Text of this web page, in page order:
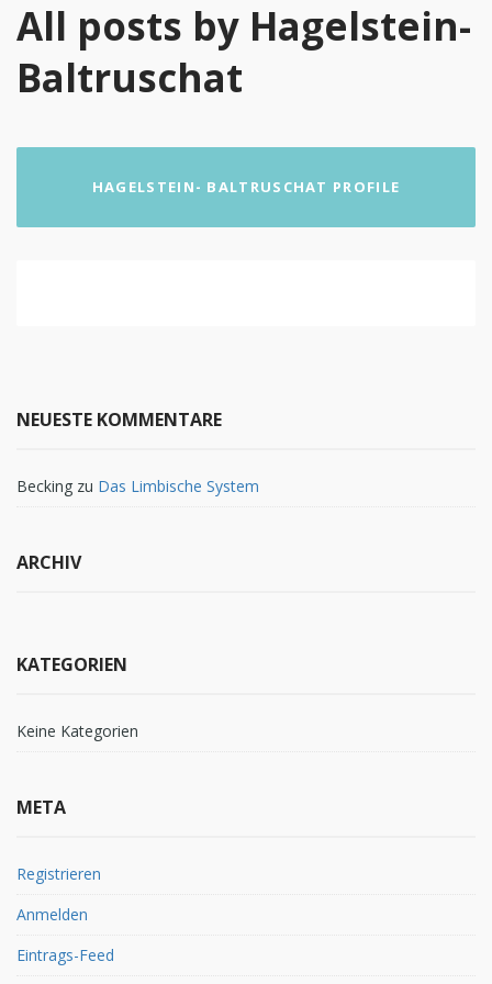
All posts by Hagelstein-
Baltruschat
HAGELSTEIN- BALTRUSCHAT PROFILE
NEUESTE KOMMENTARE
Becking zu Das Limbische System
ARCHIV
KATEGORIEN
Keine Kategorien
META
Registrieren
Anmelden
Eintrags-Feed